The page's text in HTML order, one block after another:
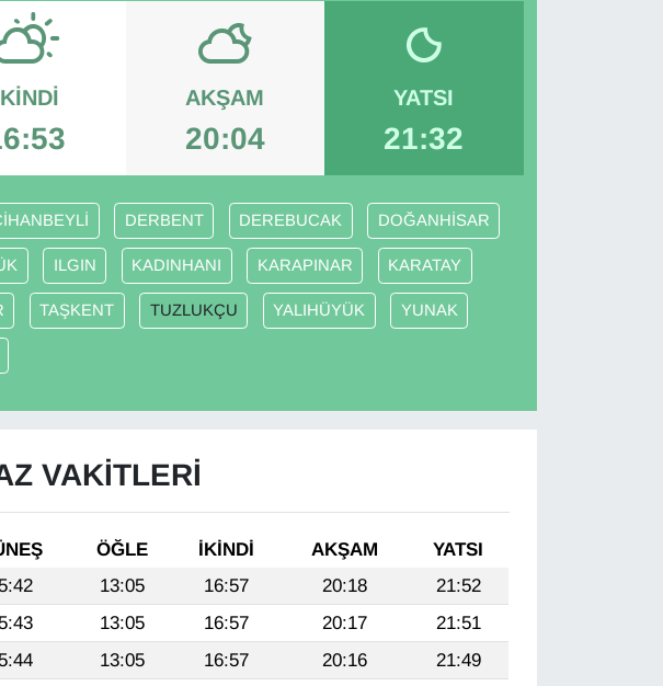
AKŞAM
20:04
YATSI
21:32
DERBENT DEREBUCAK DOĞANHİSAR
ILGIN KADINHANI KARAPINAR KARATAY
TAŞKENT TUZLUKÇU YALIHÜYÜK YUNAK
VAKITLERI
ÖĞLE İKINDI AKŞAM
YATSI
13:05 16:57 20:18
21:52
13:05 16:57 20:17
21:51
13:05 16:57 20:16
21:49